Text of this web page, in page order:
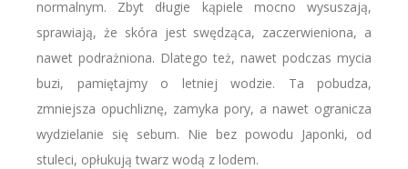
normalnym. Zbyt długie kąpiele mocno wysuszają,
sprawiają, że skóra jest swędząca, zaczerwieniona, a
nawet podrażniona. Dlatego też, nawet podczas mycia
buzi, pamiętajmy o letniej wodzie. Ta pobudza,
zmniejsza opuchliznę, zamyka pory, a nawet ogranicza
wydzielanie się sebum. Nie bez powodu Japonki, od
stuleci, opłukują twarz wodą z lodem.